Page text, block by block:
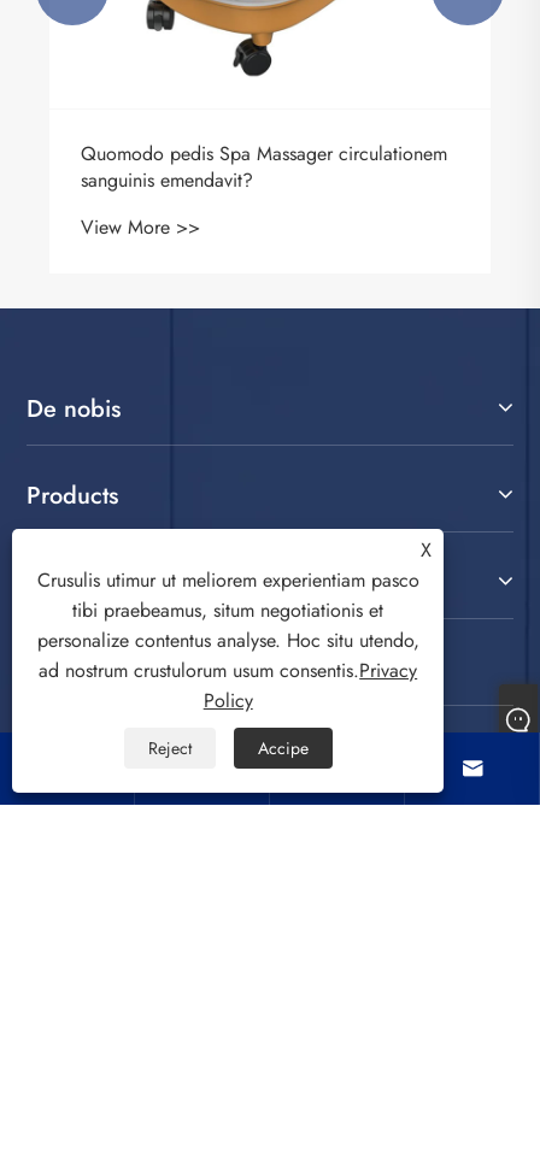
Quomodo pedis Spa Massager circulationem
sanguinis emendavit?
View More >>
De nobis
Products
Nobis loquere
US
 
X
Crusulis utimur ut meliorem experientiam pasco
tibi praebeamus, situm negotiationis et
personalize contentus analyse. Hoc situ utendo,
ad nostrum crustulorum usum consentis.Privacy
Policy
Reject Accipe